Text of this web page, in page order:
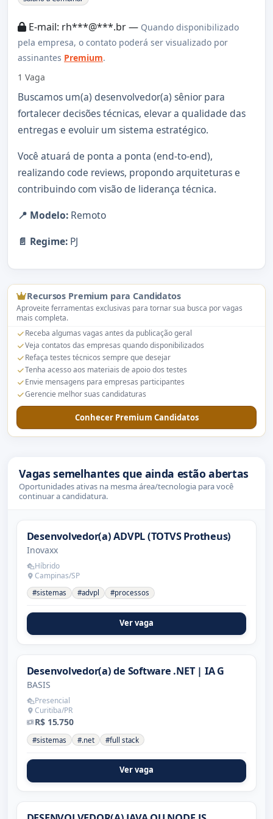
E-mail: rh***@***.br — Quando disponibilizado
pela empresa, o contato poderá ser visualizado por
assinantes Premium.
1 Vaga
Buscamos um(a) desenvolvedor(a) sênior para
fortalecer decisões técnicas, elevar a qualidade das
entregas e evoluir um sistema estratégico.
Você atuará de ponta a ponta (end-to-end),
realizando code reviews, propondo arquiteturas e
contribuindo com visão de liderança técnica.
📍 Modelo: Remoto
📄 Regime: PJ
Recursos Premium para Candidatos
Aproveite ferramentas exclusivas para tornar sua busca por vagas
mais completa.
Receba algumas vagas antes da publicação geral
Veja contatos das empresas quando disponibilizados
Refaça testes técnicos sempre que desejar
Tenha acesso aos materiais de apoio dos testes
Envie mensagens para empresas participantes
Gerencie melhor suas candidaturas
Conhecer Premium Candidatos
Vagas semelhantes que ainda estão abertas
Oportunidades ativas na mesma área/tecnologia para você
continuar a candidatura.
Desenvolvedor(a) ADVPL (TOTVS Protheus)
Inovaxx
Híbrido
Campinas/SP
#sistemas #advpl #processos
Ver vaga
Desenvolvedor(a) de Software .NET | IA G
BASIS
Presencial
Curitiba/PR
R$ 15.750
#sistemas #.net #full stack
Ver vaga